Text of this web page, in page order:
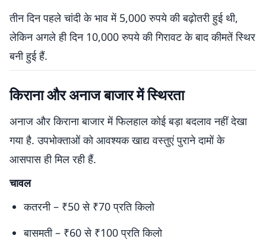
तीन दिन पहले चांदी के भाव में 5,000 रुपये की बढ़ोतरी हुई थी,
लेकिन अगले ही दिन 10,000 रुपये की गिरावट के बाद कीमतें स्थिर
बनी हुई हैं.
किराना और अनाज बाजार में स्थिरता
अनाज और किराना बाजार में फिलहाल कोई बड़ा बदलाव नहीं देखा
गया है. उपभोक्ताओं को आवश्यक खाद्य वस्तुएं पुराने दामों के
आसपास ही मिल रही हैं.
चावल
कतरनी – ₹50 से ₹70 प्रति किलो
बासमती – ₹60 से ₹100 प्रति किलो